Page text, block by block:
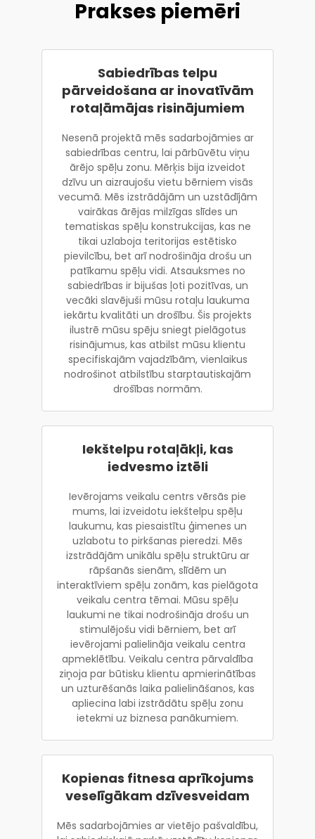
Prakses piemēri
Sabiedrības telpu
pārveidošana ar inovatīvām
rotaļāmājas risinājumiem
Nesenā projektā mēs sadarbojāmies ar
sabiedrības centru, lai pārbūvētu viņu
ārējo spēļu zonu. Mērķis bija izveidot
dzīvu un aizraujošu vietu bērniem visās
vecumā. Mēs izstrādājām un uzstādījām
vairākas ārējas milzīgas slīdes un
tematiskas spēļu konstrukcijas, kas ne
tikai uzlaboja teritorijas estētisko
pievilcību, bet arī nodrošināja drošu un
patīkamu spēļu vidi. Atsauksmes no
sabiedrības ir bijušas ļoti pozitīvas, un
vecāki slavējuši mūsu rotaļu laukuma
iekārtu kvalitāti un drošību. Šis projekts
ilustrē mūsu spēju sniegt pielāgotus
risinājumus, kas atbilst mūsu klientu
specifiskajām vajadzībām, vienlaikus
nodrošinot atbilstību starptautiskajām
drošības normām.
Iekštelpu rotaļākļi, kas
iedvesmo iztēli
Ievērojams veikalu centrs vērsās pie
mums, lai izveidotu iekštelpu spēļu
laukumu, kas piesaistītu ģimenes un
uzlabotu to pirkšanas pieredzi. Mēs
izstrādājām unikālu spēļu struktūru ar
rāpšanās sienām, slīdēm un
interaktīviem spēļu zonām, kas pielāgota
veikalu centra tēmai. Mūsu spēļu
laukumi ne tikai nodrošināja drošu un
stimulējošu vidi bērniem, bet arī
ievērojami palielināja veikalu centra
apmeklētību. Veikalu centra pārvaldība
ziņoja par būtisku klientu apmierinātības
un uzturēšanās laika palielināšanos, kas
apliecina labi izstrādātu spēļu zonu
ietekmi uz biznesa panākumiem.
Kopienas fitnesa aprīkojums
veselīgākam dzīvesveidam
Mēs sadarbojāmies ar vietējo pašvaldību,